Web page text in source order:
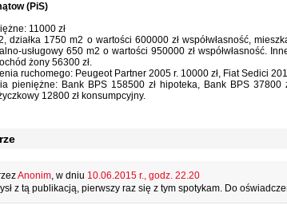
(PiS)
11000 zł
działka 1750 m2 o wartości 600000 zł współwłasność,
usługowy 650 m2 o wartości 950000 zł współwłasność.
żony 56300 zł.
ruchomego: Peugeot Partner 2005 r. 10000 zł, Fiat Sedici
pieniężne: Bank BPS 158500 zł hipoteka, Bank BPS 37800
12800 zł konsumpcyjny.
Anonim, w dniu 10.06.2015 r., godz. 22.20
z tą publikacją, pierwszy raz się z tym spotykam. Do